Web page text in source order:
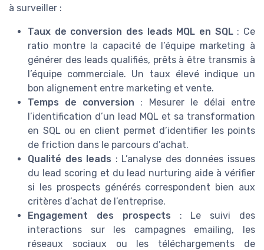
à surveiller :
Taux de conversion des leads MQL en SQL: Ce
ratio montre la capacité de l’équipe marketing à
générer des leads qualifiés, prêts à être transmis à
l’équipe commerciale. Un taux élevé indique un
bon alignement entre marketing et vente.
Temps de conversion : Mesurer le délai entre
l’identification d’un lead MQL et sa transformation
en SQL ou en client permet d’identifier les points
de friction dans le parcours d’achat.
Qualité des leads : L’analyse des données issues
du lead scoring et du lead nurturing aide à vérifier
si les prospects générés correspondent bien aux
critères d’achat de l’entreprise.
Engagement des prospects : Le suivi des
interactions sur les campagnes emailing, les
réseaux sociaux ou les téléchargements de